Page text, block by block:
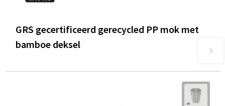
GRS gecertificeerd gerecycled PP mok met
bamboe deksel